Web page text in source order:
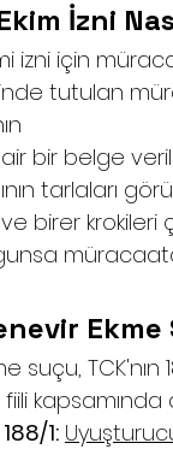
İzni
izni için
tutulan
bir belge
tarlaları
birer krokileri
Ekme
suçu, TCK'nın
fiili kapsamında
1: